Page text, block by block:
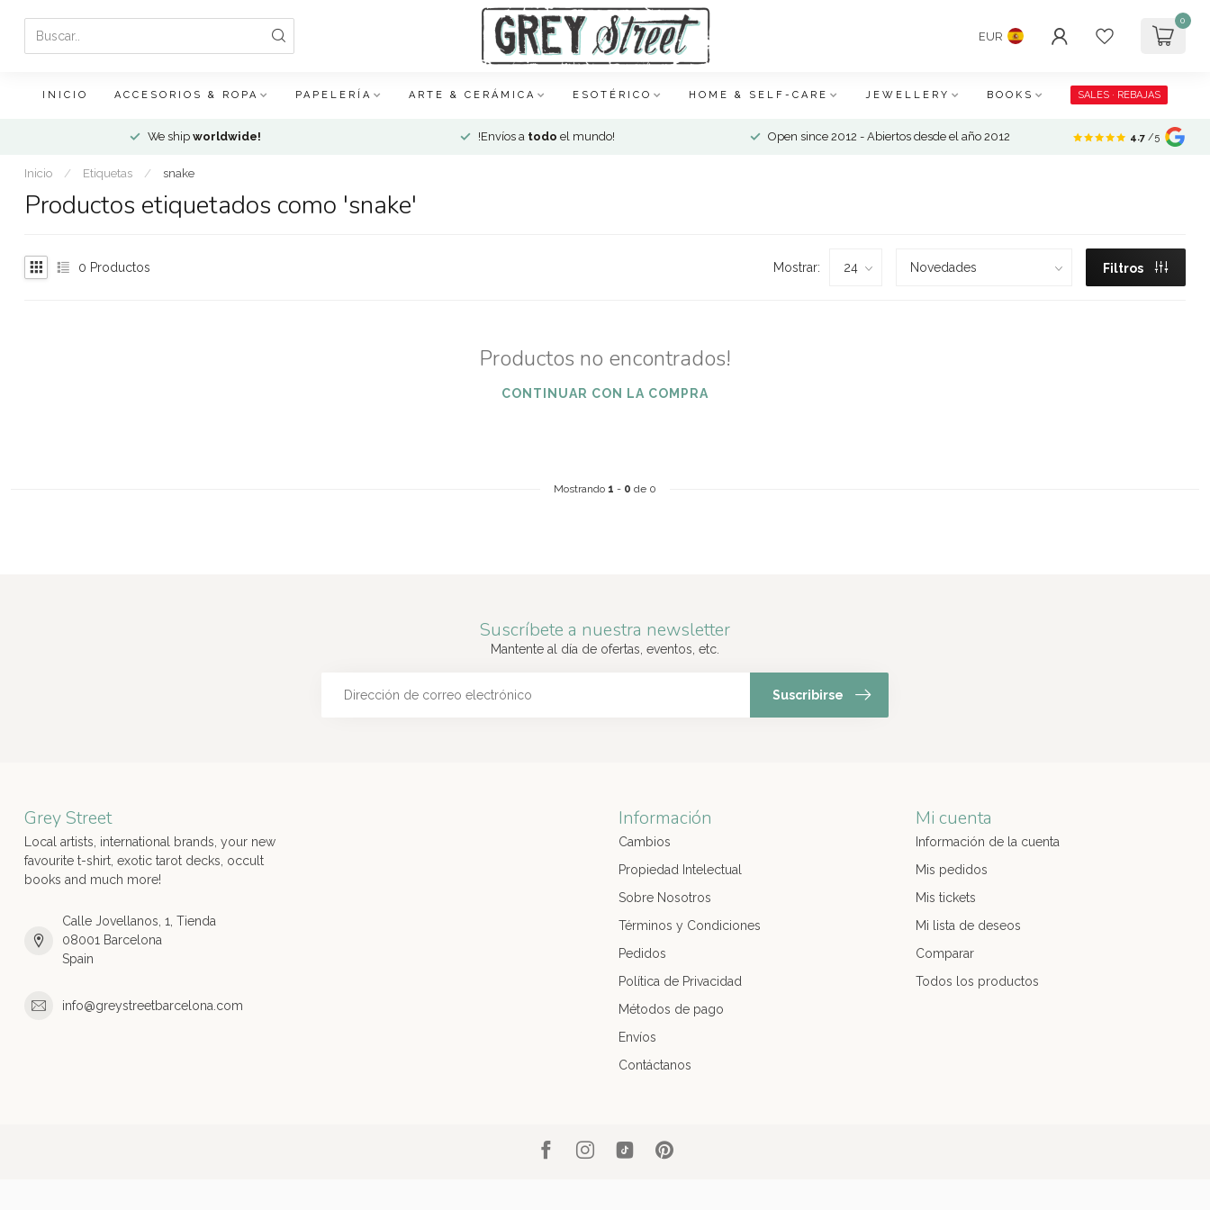
EUR
0
INICIO ACCESORIOS & ROPA PAPELERÍA ARTE & CERÁMICA ESOTÉRICO HOME & SELF-CARE JEWELLERY BOOKS SALES · REBAJAS
We ship worldwide! !Envíos a todo el mundo! Open since 2012 - Abiertos desde el año 2012 4.7 /5
Inicio / Etiquetas / snake
Productos etiquetados como 'snake'
0 Productos Mostrar: Filtros
Productos no encontrados!
CONTINUAR CON LA COMPRA
Mostrando 1 - 0 de 0
Suscríbete a nuestra newsletter
Mantente al día de ofertas, eventos, etc.
Suscribirse
Grey Street
Local artists, international brands, your new
favourite t-shirt, exotic tarot decks, occult
books and much more!
Calle Jovellanos, 1, Tienda
08001 Barcelona
Spain
info@greystreetbarcelona.com
Información
Cambios
Propiedad Intelectual
Sobre Nosotros
Términos y Condiciones
Pedidos
Política de Privacidad
Métodos de pago
Envíos
Contáctanos
Mi cuenta
Información de la cuenta
Mis pedidos
Mis tickets
Mi lista de deseos
Comparar
Todos los productos